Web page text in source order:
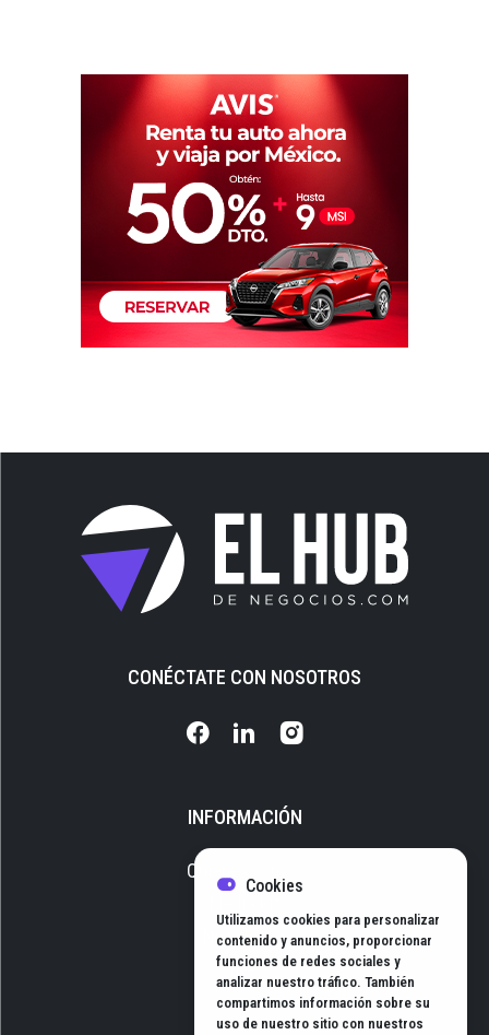
INFORMACIÓN
Quiénes somos
Newsletter
Contacto
CONÉCTATE CON NOSOTROS
Cookies
Utilizamos cookies para personalizar
contenido y anuncios, proporcionar
funciones de redes sociales y
analizar nuestro tráfico. También
compartimos información sobre su
uso de nuestro sitio con nuestros